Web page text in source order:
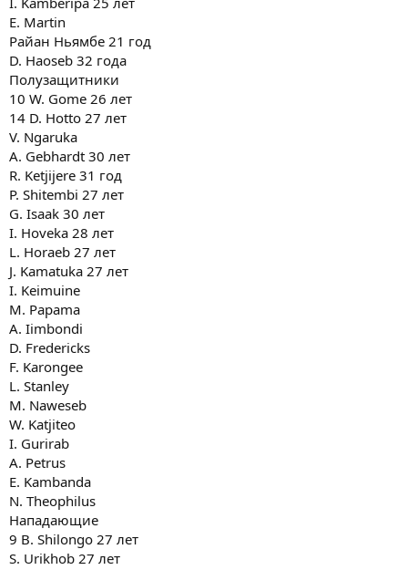
E. Martin
Райан Ньямбе 21 год
D. Haoseb 32 года
Полузащитники
10 W. Gome 26 лет
14 D. Hotto 27 лет
V. Ngaruka
A. Gebhardt 30 лет
R. Ketjijere 31 год
P. Shitembi 27 лет
G. Isaak 30 лет
I. Hoveka 28 лет
L. Horaeb 27 лет
J. Kamatuka 27 лет
I. Keimuine
M. Papama
A. Iimbondi
D. Fredericks
F. Karongee
L. Stanley
M. Naweseb
W. Katjiteo
I. Gurirab
A. Petrus
E. Kambanda
N. Theophilus
Нападающие
9 B. Shilongo 27 лет
S. Urikhob 27 лет